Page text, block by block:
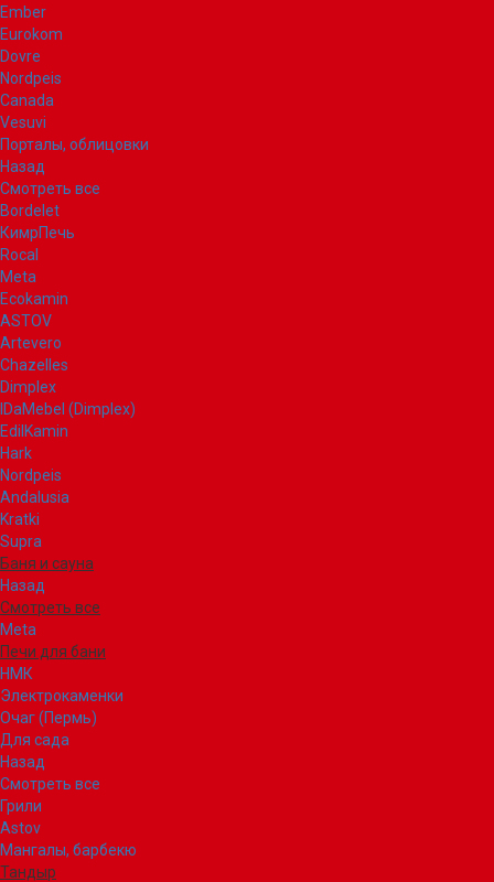
Ember
Eurokom
Dovre
Nordpeis
Canada
Vesuvi
Порталы, облицовки
Назад
Смотреть все
Bordelet
КимрПечь
Rocal
Meta
Ecokamin
ASTOV
Artevero
Chazelles
Dimplex
IDaMebel (Dimplex)
EdilKamin
Hark
Nordpeis
Andalusia
Kratki
Supra
Баня и сауна
Назад
Смотреть все
Meta
Печи для бани
НМК
Электрокаменки
Очаг (Пермь)
Для сада
Назад
Смотреть все
Грили
Astov
Мангалы, барбекю
Тандыр